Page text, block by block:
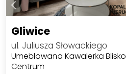
Gliwice
ul. Juliusza Słowackiego
Umeblowana Kawalerka Blisko
Centrum